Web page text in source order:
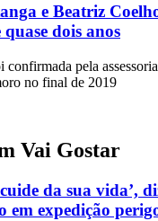
e Beatriz
dois anos
pela
no final de 2019
Vai Gostar
da sua vida’,
em expedição